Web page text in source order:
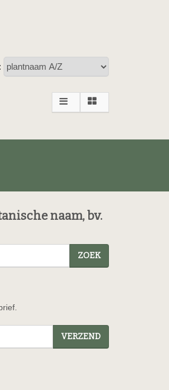
naam, bv.
ZOEK
VERZEND